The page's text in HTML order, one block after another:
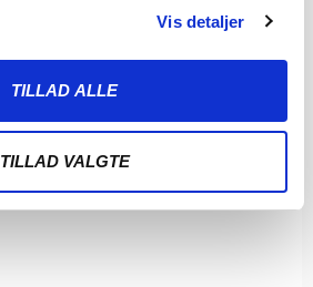
Vis detaljer
TILLAD ALLE
TILLAD VALGTE